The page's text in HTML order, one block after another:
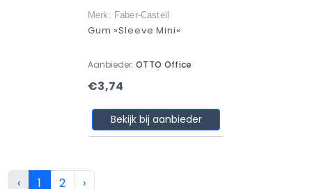
Merk: Faber-Castell
Gum »Sleeve Mini«
Aanbieder: OTTO Office
€3,74
Bekijk bij aanbieder
‹ 1 2 ›